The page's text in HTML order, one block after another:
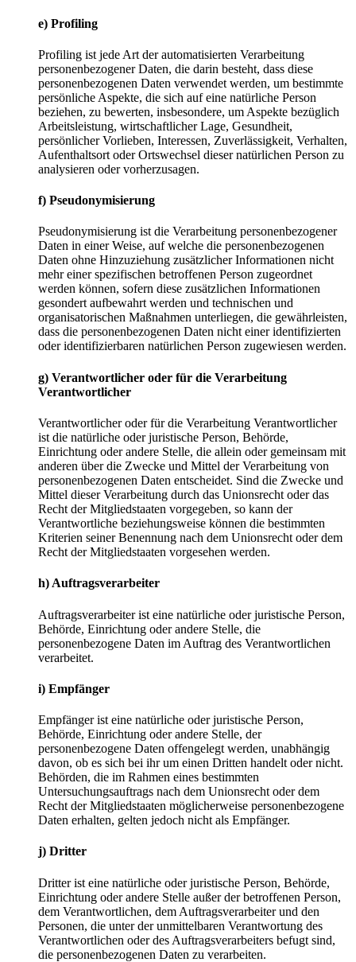
e) Profiling
Profiling ist jede Art der automatisierten Verarbeitung
personenbezogener Daten, die darin besteht, dass diese
personenbezogenen Daten verwendet werden, um bestimmte
persönliche Aspekte, die sich auf eine natürliche Person
beziehen, zu bewerten, insbesondere, um Aspekte bezüglich
Arbeitsleistung, wirtschaftlicher Lage, Gesundheit,
persönlicher Vorlieben, Interessen, Zuverlässigkeit, Verhalten,
Aufenthaltsort oder Ortswechsel dieser natürlichen Person zu
analysieren oder vorherzusagen.
f) Pseudonymisierung
Pseudonymisierung ist die Verarbeitung personenbezogener
Daten in einer Weise, auf welche die personenbezogenen
Daten ohne Hinzuziehung zusätzlicher Informationen nicht
mehr einer spezifischen betroffenen Person zugeordnet
werden können, sofern diese zusätzlichen Informationen
gesondert aufbewahrt werden und technischen und
organisatorischen Maßnahmen unterliegen, die gewährleisten,
dass die personenbezogenen Daten nicht einer identifizierten
oder identifizierbaren natürlichen Person zugewiesen werden.
g) Verantwortlicher oder für die Verarbeitung
Verantwortlicher
Verantwortlicher oder für die Verarbeitung Verantwortlicher
ist die natürliche oder juristische Person, Behörde,
Einrichtung oder andere Stelle, die allein oder gemeinsam mit
anderen über die Zwecke und Mittel der Verarbeitung von
personenbezogenen Daten entscheidet. Sind die Zwecke und
Mittel dieser Verarbeitung durch das Unionsrecht oder das
Recht der Mitgliedstaaten vorgegeben, so kann der
Verantwortliche beziehungsweise können die bestimmten
Kriterien seiner Benennung nach dem Unionsrecht oder dem
Recht der Mitgliedstaaten vorgesehen werden.
h) Auftragsverarbeiter
Auftragsverarbeiter ist eine natürliche oder juristische Person,
Behörde, Einrichtung oder andere Stelle, die
personenbezogene Daten im Auftrag des Verantwortlichen
verarbeitet.
i) Empfänger
Empfänger ist eine natürliche oder juristische Person,
Behörde, Einrichtung oder andere Stelle, der
personenbezogene Daten offengelegt werden, unabhängig
davon, ob es sich bei ihr um einen Dritten handelt oder nicht.
Behörden, die im Rahmen eines bestimmten
Untersuchungsauftrags nach dem Unionsrecht oder dem
Recht der Mitgliedstaaten möglicherweise personenbezogene
Daten erhalten, gelten jedoch nicht als Empfänger.
j) Dritter
Dritter ist eine natürliche oder juristische Person, Behörde,
Einrichtung oder andere Stelle außer der betroffenen Person,
dem Verantwortlichen, dem Auftragsverarbeiter und den
Personen, die unter der unmittelbaren Verantwortung des
Verantwortlichen oder des Auftragsverarbeiters befugt sind,
die personenbezogenen Daten zu verarbeiten.